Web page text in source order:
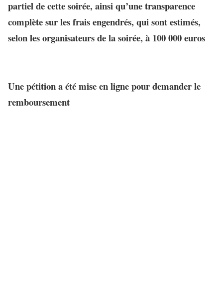
partiel de cette soirée, ainsi qu’une transparence
complète sur les frais engendrés, qui sont estimés,
selon les organisateurs de la soirée, à 100 000 euros
Une pétition a été mise en ligne pour demander le
remboursement